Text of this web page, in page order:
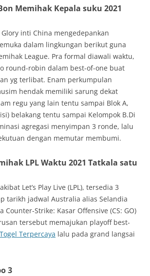
Memihak Kepala suku 2021
inti China mengedepankan
dalam lingkungan berikut guna
League. Pra formal diawali waktu,
round-robin dalam best-of-one buat
yg terlibat. Enam perkumpulan
hendak memiliki sarung dekat
regu yang lain tentu sampai Blok A,
belakang tentu sampai Kelompok B.Di
agregasi menyimpan 3 ronde, lalu
dengan memutar membumi.
LPL Waktu 2021 Tatkala satu
Let’s Play Live (LPL), tersedia 3
tarikh jadwal Australia alias Selandia
Counter-Strike: Kasar Offensive (CS: GO)
tersebut memajukan playoff best-
Terpercaya lalu pada grand langsai
3